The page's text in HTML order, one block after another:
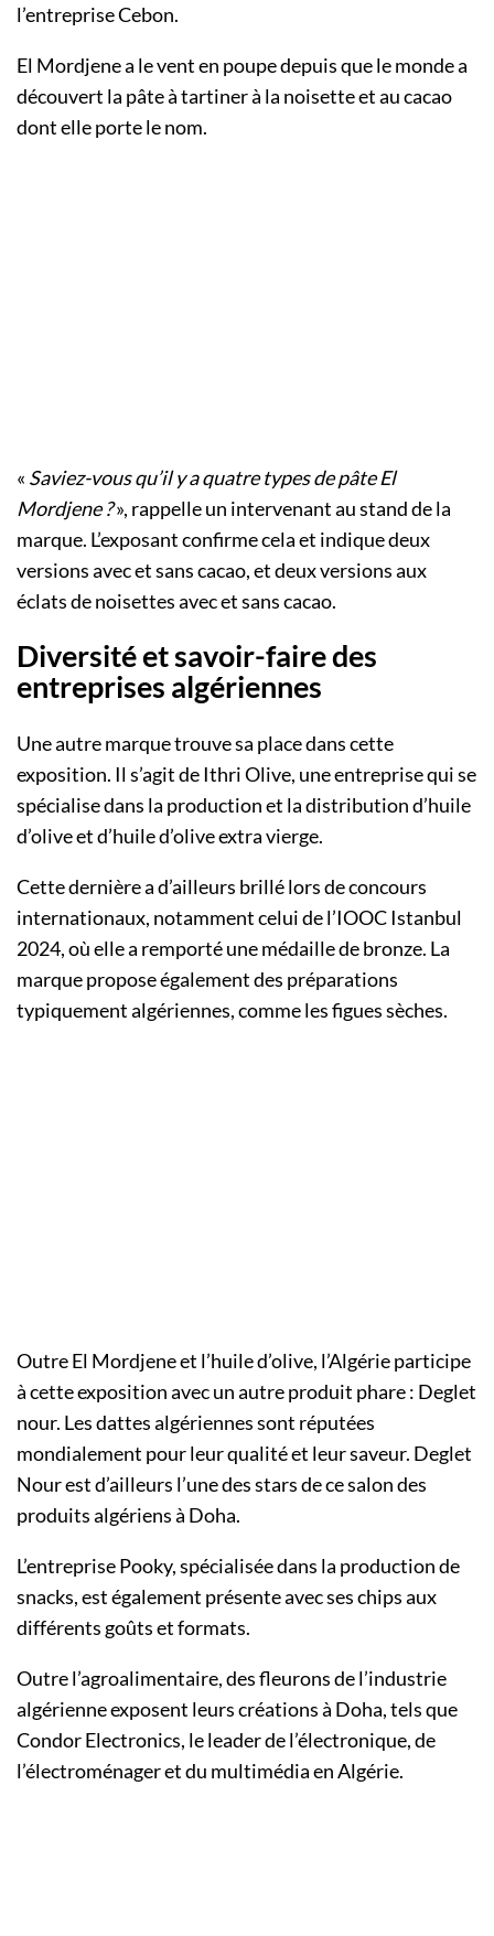
l’entreprise Cebon.
El Mordjene a le vent en poupe depuis que le monde a
découvert la pâte à tartiner à la noisette et au cacao
dont elle porte le nom.
« Saviez-vous qu’il y a quatre types de pâte El
Mordjene ?», rappelle un intervenant au stand de la
marque. L’exposant confirme cela et indique deux
versions avec et sans cacao, et deux versions aux
éclats de noisettes avec et sans cacao.
Diversité et savoir-faire des
entreprises algériennes
Une autre marque trouve sa place dans cette
exposition. Il s’agit de Ithri Olive, une entreprise qui se
spécialise dans la production et la distribution d’huile
d’olive et d’huile d’olive extra vierge.
Cette dernière a d’ailleurs brillé lors de concours
internationaux, notamment celui de l’IOOC Istanbul
2024, où elle a remporté une médaille de bronze. La
marque propose également des préparations
typiquement algériennes, comme les figues sèches.
Outre El Mordjene et l’huile d’olive, l’Algérie participe
à cette exposition avec un autre produit phare : Deglet
nour. Les dattes algériennes sont réputées
mondialement pour leur qualité et leur saveur. Deglet
Nour est d’ailleurs l’une des stars de ce salon des
produits algériens à Doha.
L’entreprise Pooky, spécialisée dans la production de
snacks, est également présente avec ses chips aux
différents goûts et formats.
Outre l’agroalimentaire, des fleurons de l’industrie
algérienne exposent leurs créations à Doha, tels que
Condor Electronics, le leader de l’électronique, de
l’électroménager et du multimédia en Algérie.